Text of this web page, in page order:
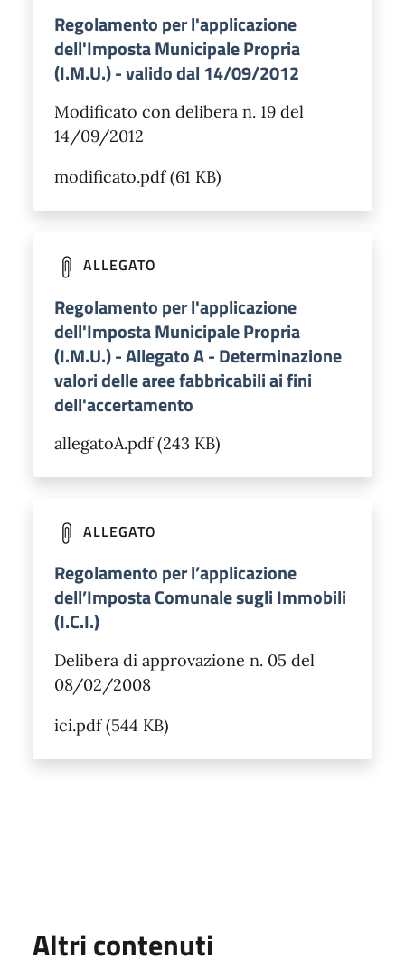
Regolamento per l'applicazione
dell'Imposta Municipale Propria
(I.M.U.) - valido dal 14/09/2012
Modificato con delibera n. 19 del
14/09/2012
modificato.pdf (61 KB)
ALLEGATO
Regolamento per l'applicazione
dell'Imposta Municipale Propria
(I.M.U.) - Allegato A - Determinazione
valori delle aree fabbricabili ai fini
dell'accertamento
allegatoA.pdf (243 KB)
ALLEGATO
Regolamento per l’applicazione
dell’Imposta Comunale sugli Immobili
(I.C.I.)
Delibera di approvazione n. 05 del
08/02/2008
ici.pdf (544 KB)
Altri contenuti